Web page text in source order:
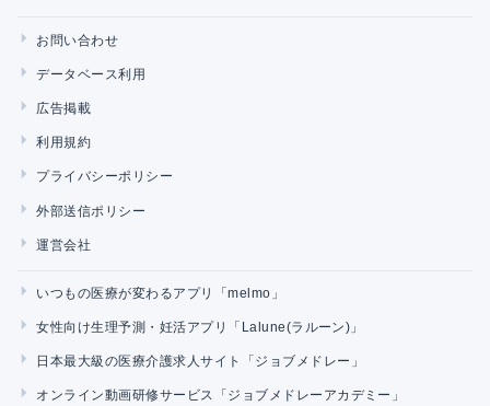
お問い合わせ
データベース利用
広告掲載
利用規約
プライバシーポリシー
外部送信ポリシー
運営会社
いつもの医療が変わるアプリ「melmo」
女性向け生理予測・妊活アプリ「Lalune(ラルーン)」
日本最大級の医療介護求人サイト「ジョブメドレー」
オンライン動画研修サービス「ジョブメドレーアカデミー」